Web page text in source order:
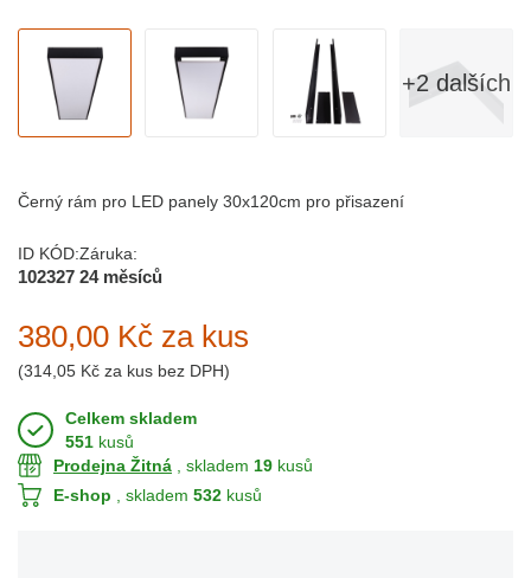
+2 dalších
Černý rám pro LED panely 30x120cm pro přisazení
ID KÓD:
102327
Záruka:
24 měsíců
380,00 Kč za kus
(314,05 Kč za kus bez DPH)
Celkem skladem
551 kusů
Prodejna Žitná , skladem 19 kusů
E-shop , skladem 532 kusů